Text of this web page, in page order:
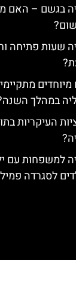
בגשם – האם
שעות פתיחה
מיוחדים
במהלך
העיקריות
למשפחות עם
לסגרדה